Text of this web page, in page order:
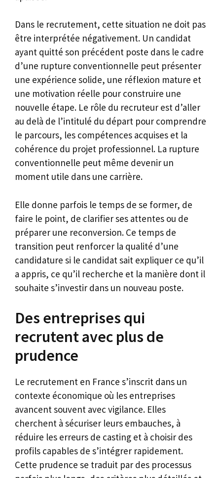
Dans le recrutement, cette situation ne doit pas
être interprétée négativement. Un candidat
ayant quitté son précédent poste dans le cadre
d’une rupture conventionnelle peut présenter
une expérience solide, une réflexion mature et
une motivation réelle pour construire une
nouvelle étape. Le rôle du recruteur est d’aller
au delà de l’intitulé du départ pour comprendre
le parcours, les compétences acquises et la
cohérence du projet professionnel. La rupture
conventionnelle peut même devenir un
moment utile dans une carrière.
Elle donne parfois le temps de se former, de
faire le point, de clarifier ses attentes ou de
préparer une reconversion. Ce temps de
transition peut renforcer la qualité d’une
candidature si le candidat sait expliquer ce qu’il
a appris, ce qu’il recherche et la manière dont il
souhaite s’investir dans un nouveau poste.
Des entreprises qui
recrutent avec plus de
prudence
Le recrutement en France s’inscrit dans un
contexte économique où les entreprises
avancent souvent avec vigilance. Elles
cherchent à sécuriser leurs embauches, à
réduire les erreurs de casting et à choisir des
profils capables de s’intégrer rapidement.
Cette prudence se traduit par des processus